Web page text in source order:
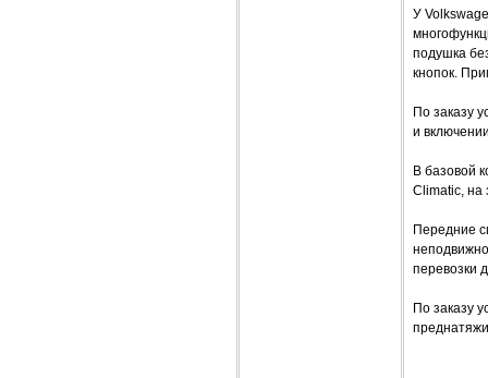
У
подушка
кнопок.
По заказу
и
В базовой
Climatic, на
Передние
перевозки
По заказу